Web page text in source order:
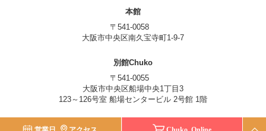
本館
〒541-0058
大阪市中央区南久宝寺町1-9-7
別館Chuko
〒541-0055
大阪市中央区船場中央1丁目3
123～126号室 船場センタービル 2号館 1階
© Nippon Chuko Co., Ltd.
営業日 アクセス Chuko Online